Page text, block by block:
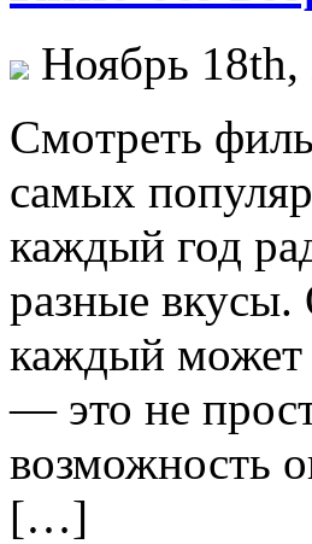
Ноябрь 18th,
Смoтрeть
самых
каждый год
разные
каждый может
— это не
возможность
[…]